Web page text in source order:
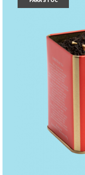
lamaie, agenti de
concentrat
otet balsamic,
contine agent de
(min. 54%
72% cacao),
ciocolata alba.
la o temperatura